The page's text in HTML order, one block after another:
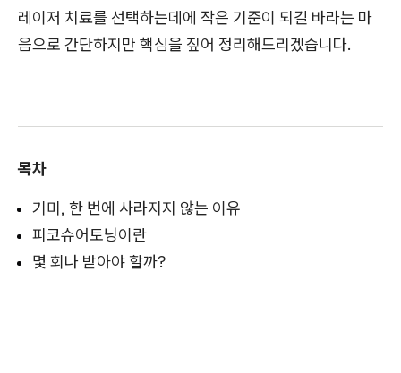
레이저 치료를 선택하는데에 작은 기준이 되길 바라는 마
음으로 간단하지만 핵심을 짚어 정리해드리겠습니다.
목차
기미, 한 번에 사라지지 않는 이유
피코슈어토닝이란
몇 회나 받아야 할까?